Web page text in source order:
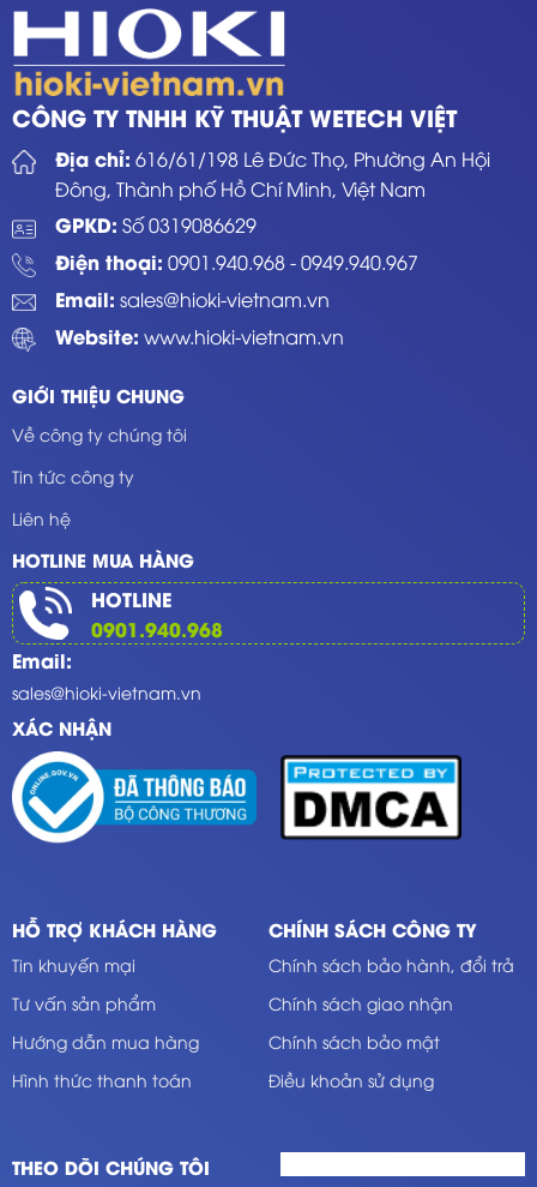
CÔNG TY TNHH KỸ THUẬT WETECH VIỆT
Địa chỉ: 616/61/198 Lê Đức Thọ, Phường An Hội
Đông, Thành phố Hồ Chí Minh, Việt Nam
GPKD: Số 0319086629
Điện thoại: 0901.940.968-0949.940.967
Email: sales@hioki-vietnam.vn
Website: www.hioki-vietnam.vn
GIỚI THIỆU CHUNG
Về công ty chúng tôi
Tin tức công ty
Liên hệ
HOTLINE MUA HÀNG
HOTLINE
0901.940.968
Email:
sales@hioki-vietnam.vn
XÁC NHẬN
HỖ TRỢ KHÁCH HÀNG
Tin khuyến mại
Tư vấn sản phẩm
Hướng dẫn mua hàng
Hình thức thanh toán
CHÍNH SÁCH CÔNG TY
Chính sách bảo hành, đổi trả
Chính sách giao nhận
Chính sách bảo mật
Điều khoản sử dụng
THEO DÕI CHÚNG TÔI